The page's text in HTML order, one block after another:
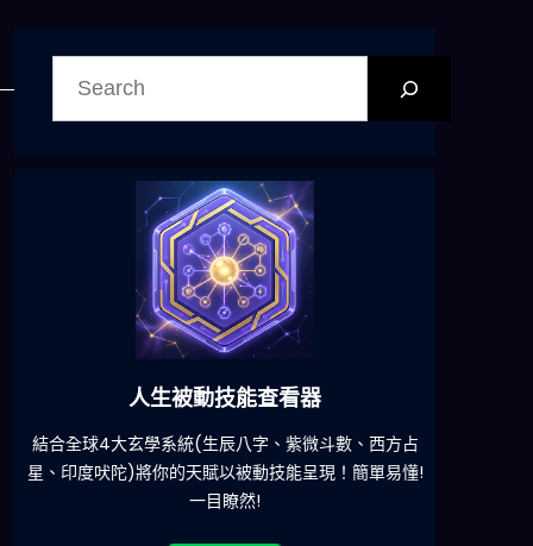
六合彩發達神器
減少超過500萬個低概率中獎組合，提高中獎率
立即下載